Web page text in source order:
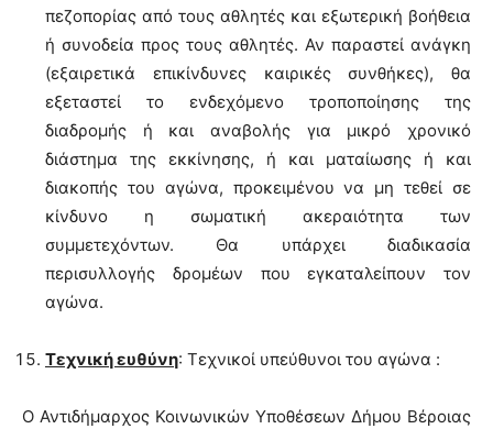
πεζοπορίας από τους αθλητές και εξωτερική βοήθεια
ή συνοδεία προς τους αθλητές. Αν παραστεί ανάγκη
(εξαιρετικά επικίνδυνες καιρικές συνθήκες), θα
εξεταστεί το ενδεχόμενο τροποποίησης της
διαδρομής ή και αναβολής για μικρό χρονικό
διάστημα της εκκίνησης, ή και ματαίωσης ή και
διακοπής του αγώνα, προκειμένου να μη τεθεί σε
κίνδυνο η σωματική ακεραιότητα των
συμμετεχόντων. Θα υπάρχει διαδικασία
περισυλλογής δρομέων που εγκαταλείπουν τον
αγώνα.
Τεχνική ευθύνη: Τεχνικοί υπεύθυνοι του αγώνα :
O Αντιδήμαρχος Κοινωνικών Υποθέσεων Δήμου Βέροιας